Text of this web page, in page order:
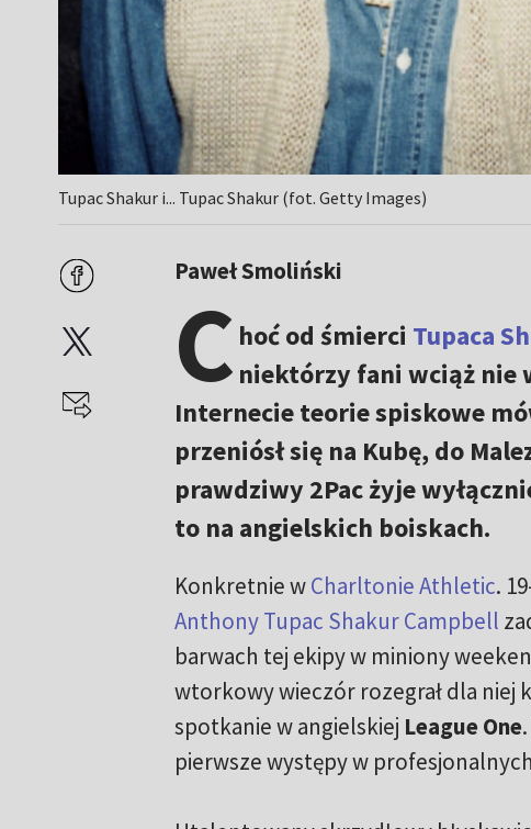
Tupac Shakur i... Tupac Shakur (fot. Getty Images)
Paweł Smoliński
C hoć od śmierci Tupaca
niektórzy fani wciąż nie
Internecie teorie spiskowe
przeniósł się na Kubę, do
prawdziwy 2Pac żyje
to na angielskich boiskach.
Konkretnie wCharltonie Athletic.
Anthony Tupac Shakur Campbell
barwach tej ekipy w miniony
wtorkowy wieczór rozegrał dla niej
spotkanie w angielskiej League One
pierwsze występy w